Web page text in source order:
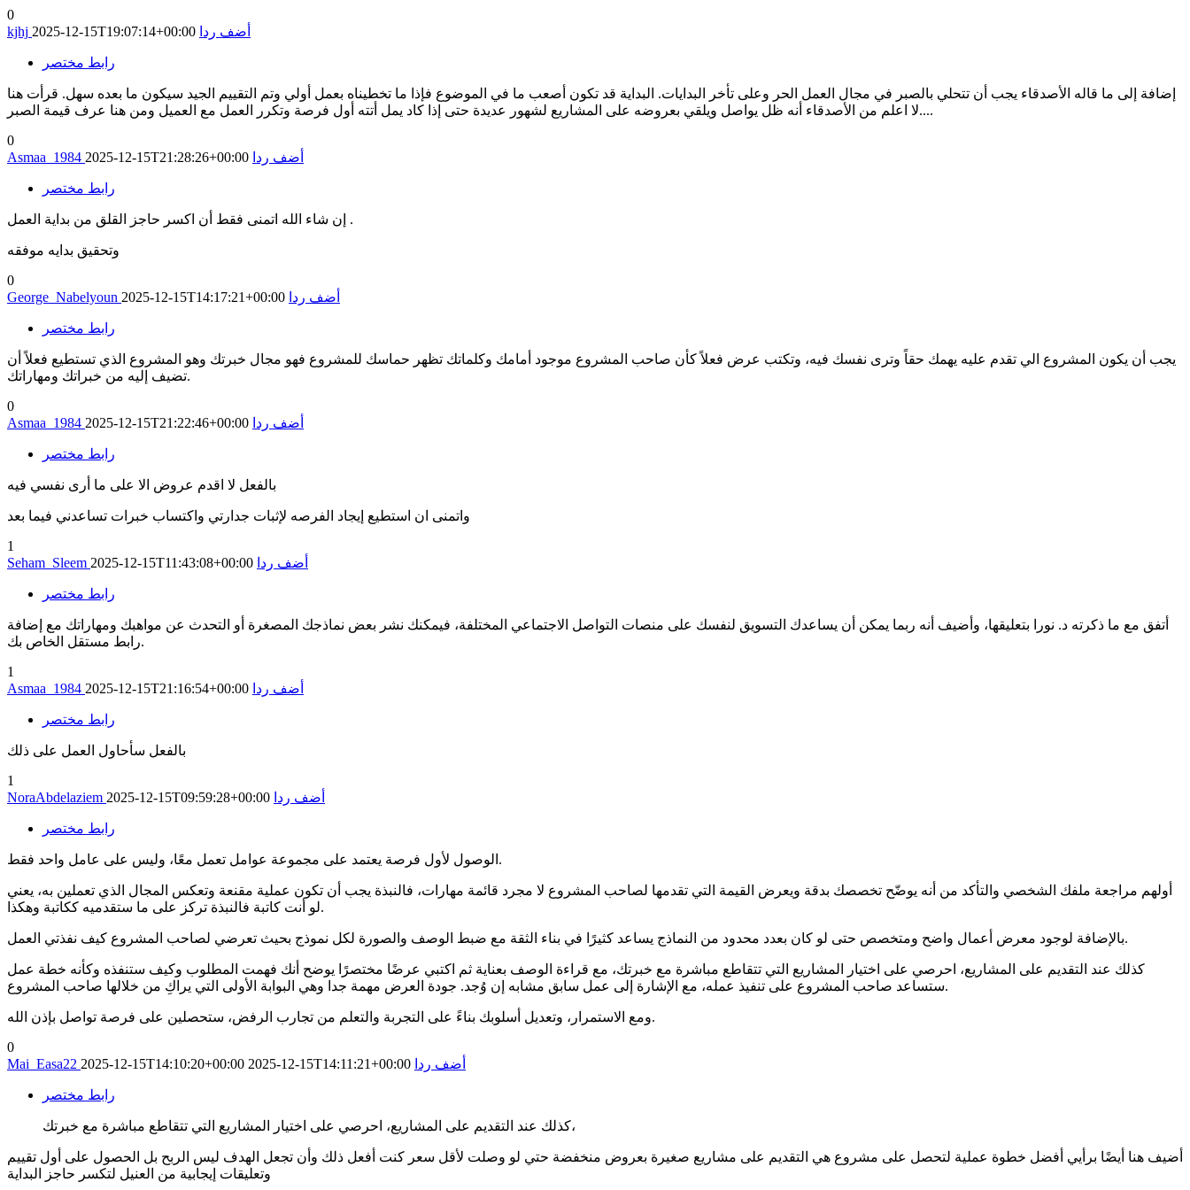
0
kjhj 2025-12-15T19:07:14+00:00 أضف ردا
رابط مختصر
إضافة إلى ما قاله الأصدقاء يجب أن تتحلي بالصبر في مجال العمل الحر وعلى تأخر البدايات. البداية قد تكون أصعب ما في الموضوع فإذا ما تخطيناه بعمل أولي وتم التقييم الجيد سيكون ما بعده سهل. قرأت هنا
لا اعلم من الأصدقاء أنه ظل يواصل ويلقي بعروضه على المشاريع لشهور عديدة حتى إذا كاد يمل أتته أول فرصة وتكرر العمل مع العميل ومن هنا عرف قيمة الصبر....
0
Asmaa_1984 2025-12-15T21:28:26+00:00 أضف ردا
رابط مختصر
إن شاء الله اتمنى فقط أن اكسر حاجز القلق من بداية العمل .
وتحقيق بدايه موفقه
0
George_Nabelyoun 2025-12-15T14:17:21+00:00 أضف ردا
رابط مختصر
يجب أن يكون المشروع الي تقدم عليه يهمك حقاً وترى نفسك فيه، وتكتب عرض فعلاً كأن صاحب المشروع موجود أمامك وكلماتك تظهر حماسك للمشروع فهو مجال خبرتك وهو المشروع الذي تستطيع فعلاً أن
تضيف إليه من خبراتك ومهاراتك.
0
Asmaa_1984 2025-12-15T21:22:46+00:00 أضف ردا
رابط مختصر
بالفعل لا اقدم عروض الا على ما أرى نفسي فيه
واتمنى ان استطيع إيجاد الفرصه لإثبات جدارتي واكتساب خبرات تساعدني فيما بعد
1
Seham_Sleem 2025-12-15T11:43:08+00:00 أضف ردا
رابط مختصر
أتفق مع ما ذكرته د. نورا بتعليقها، وأضيف أنه ربما يمكن أن يساعدك التسويق لنفسك على منصات التواصل الاجتماعي المختلفة، فيمكنك نشر بعض نماذجك المصغرة أو التحدث عن مواهبك ومهاراتك مع إضافة
رابط مستقل الخاص بك.
1
Asmaa_1984 2025-12-15T21:16:54+00:00 أضف ردا
رابط مختصر
بالفعل سأحاول العمل على ذلك
1
NoraAbdelaziem 2025-12-15T09:59:28+00:00 أضف ردا
رابط مختصر
الوصول لأول فرصة يعتمد على مجموعة عوامل تعمل معًا، وليس على عامل واحد فقط.
أولهم مراجعة ملفك الشخصي والتأكد من أنه يوضّح تخصصك بدقة ويعرض القيمة التي تقدمها لصاحب المشروع لا مجرد قائمة مهارات، فالنبذة يجب أن تكون عملية مقنعة وتعكس المجال الذي تعملين به، يعني
لو أنت كاتبة فالنبذة تركز على ما ستقدميه ككاتبة وهكذا.
بالإضافة لوجود معرض أعمال واضح ومتخصص حتى لو كان بعدد محدود من النماذج يساعد كثيرًا في بناء الثقة مع ضبط الوصف والصورة لكل نموذج بحيث تعرضي لصاحب المشروع كيف نفذتي العمل.
كذلك عند التقديم على المشاريع، احرصي على اختيار المشاريع التي تتقاطع مباشرة مع خبرتك، مع قراءة الوصف بعناية ثم اكتبي عرضًا مختصرًا يوضح أنك فهمت المطلوب وكيف ستنفذه وكأنه خطة عمل
ستساعد صاحب المشروع على تنفيذ عمله، مع الإشارة إلى عمل سابق مشابه إن وُجد. جودة العرض مهمة جدا وهي البوابة الأولى التي يراكِ من خلالها صاحب المشروع.
ومع الاستمرار، وتعديل أسلوبك بناءً على التجربة والتعلم من تجارب الرفض، ستحصلين على فرصة تواصل بإذن الله.
0
Mai_Easa22 2025-12-15T14:10:20+00:00 2025-12-15T14:11:21+00:00 أضف ردا
رابط مختصر
كذلك عند التقديم على المشاريع، احرصي على اختيار المشاريع التي تتقاطع مباشرة مع خبرتك،
أضيف هنا أيضًا برأيي أفضل خطوة عملية لتحصل على مشروع هي التقديم على مشاريع صغيرة بعروض منخفضة حتي لو وصلت لأقل سعر كنت أفعل ذلك وأن تجعل الهدف ليس الربح بل الحصول على أول تقييم
وتعليقات إيجابية من العنيل لتكسر حاجز البداية